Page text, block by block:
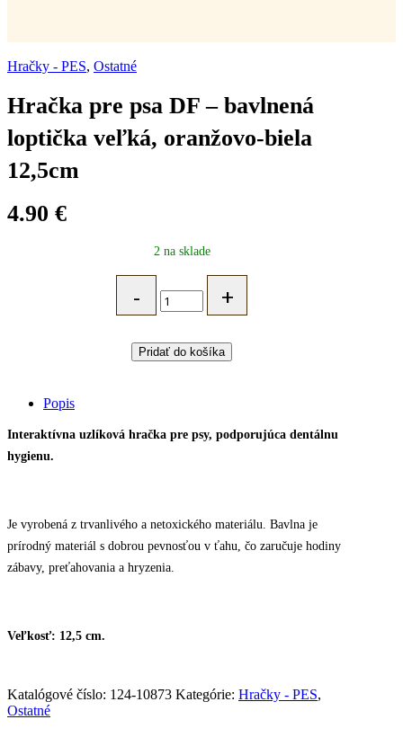
Hračky - PES, Ostatné
Hračka pre psa DF – bavlnená
loptička veľká, oranžovo-biela
12,5cm
4.90 €
2 na sklade
psa
bavlnená
biela
12,5cm
Pridať do košíka
Popis
Interaktívna uzlíková hračka pre psy, podporujúca dentálnu
hygienu.
Je vyrobená z trvanlivého a netoxického materiálu. Bavlna je
prírodný materiál s dobrou pevnosťou v ťahu, čo zaručuje hodiny
zábavy, preťahovania a hryzenia.
Veľkosť: 12,5 cm.
Katalógové číslo: 124-10873 Kategórie: Hračky - PES,
Ostatné